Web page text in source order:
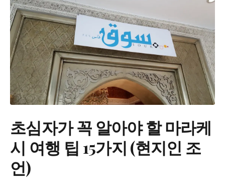
초심자가 꼭 알아야 할 마라케
시 여행 팁 15가지 (현지인 조
언)